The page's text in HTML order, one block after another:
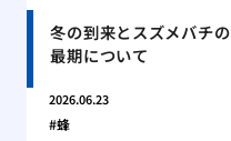
冬の到来とスズメバチの
最期について
2026.06.23
蜂